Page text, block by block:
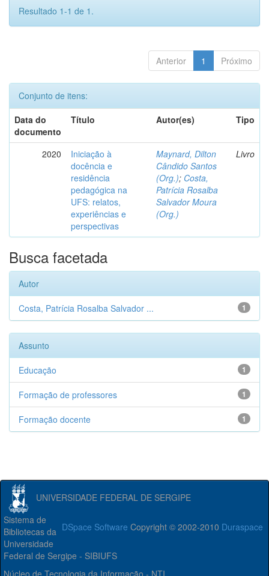
Resultado 1-1 de 1.
Anterior 1 Próximo
Conjunto de itens:
Data do
documento
Título Autor(es) Tipo
2020
Iniciação à
docência e
residência
pedagógica na
UFS: relatos,
experiências e
perspectivas
Maynard, Dilton
Cândido Santos
(Org.); Costa,
Patrícia Rosalba
Salvador Moura
(Org.)
Livro
Busca facetada
Autor
1
Costa, Patrícia Rosalba Salvador ...
Assunto
1
Educação
1
Formação de professores
1
Formação docente
UNIVERSIDADE FEDERAL DE SERGIPE
DSpace Software Copyright © 2002-2010 Duraspace
Sistema de
Bibliotecas da
Universidade
Federal de Sergipe - SIBIUFS
Núcleo de Tecnologia da Informação - NTI